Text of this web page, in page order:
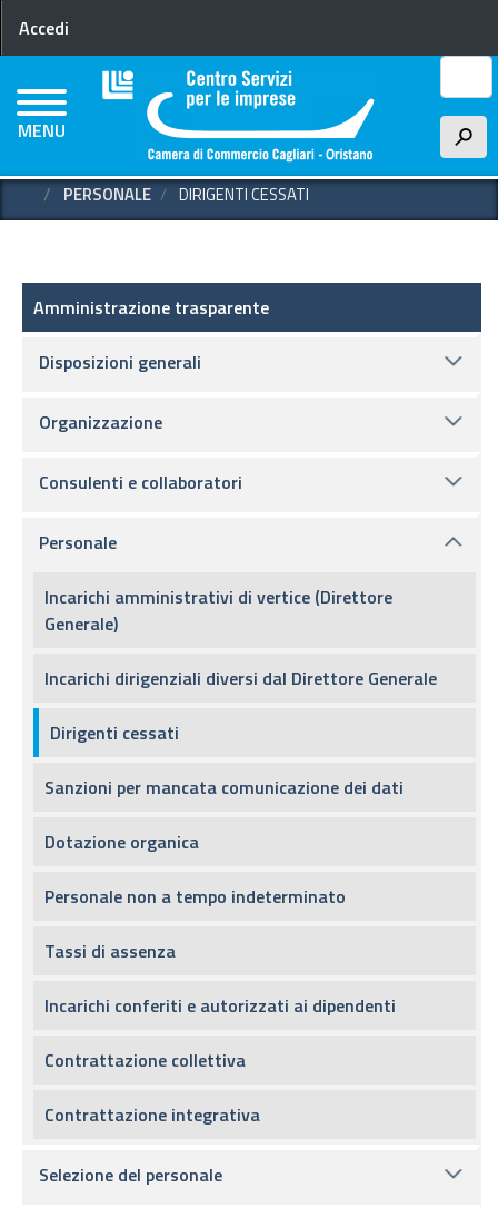
contenuto
principale
Menu profilo utente
Accedi
MENU
Cerca
h
HOME
AMMINISTRAZIONE TRASPARENTE
PERSONALE
DIRIGENTI CESSATI
Amministrazione trasparente
Amministrazione trasparente
Disposizioni generali
Organizzazione
Consulenti e collaboratori
Personale
Incarichi amministrativi di vertice (Direttore
Generale)
Incarichi dirigenziali diversi dal Direttore Generale
Dirigenti cessati
Sanzioni per mancata comunicazione dei dati
Dotazione organica
Personale non a tempo indeterminato
Tassi di assenza
Incarichi conferiti e autorizzati ai dipendenti
Contrattazione collettiva
Contrattazione integrativa
Selezione del personale